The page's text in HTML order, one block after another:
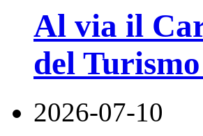
Al via il
del
2026-07-10